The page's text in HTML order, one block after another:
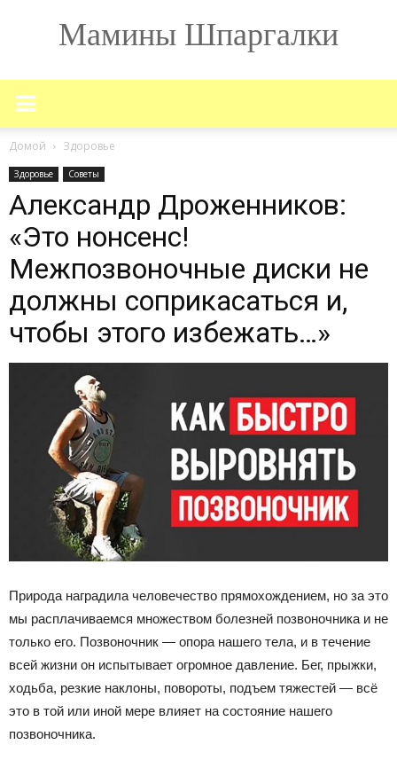
Мамины Шпаргалки
Домой Здоровье
Здоровье Советы
Александр Дроженников:
«Это нонсенс!
Межпозвоночные диски не
должны соприкасаться и,
чтобы этого избежать…»
Природа наградила человечество прямохождением, но за это
мы расплачиваемся множеством болезней позвоночника и не
только его. Позвоночник — опора нашего тела, и в течение
всей жизни он испытывает огромное давление. Бег, прыжки,
ходьба, резкие наклоны, повороты, подъем тяжестей — всё
это в той или иной мере влияет на состояние нашего
позвоночника.